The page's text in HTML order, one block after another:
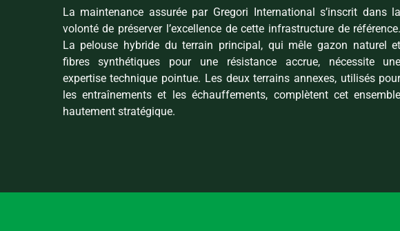
La maintenance assurée par Gregori International s’inscrit dans la
volonté de préserver l’excellence de cette infrastructure de référence.
La pelouse hybride du terrain principal, qui mêle gazon naturel et
fibres synthétiques pour une résistance accrue, nécessite une
expertise technique pointue. Les deux terrains annexes, utilisés
les entraînements et les échauffements, complètent cet ensemble
hautement stratégique.